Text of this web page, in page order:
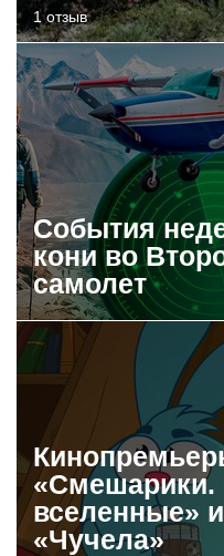
1 отзыв
События
кони во
самолет
«Смешарики.
вселенные»
«Чучела»